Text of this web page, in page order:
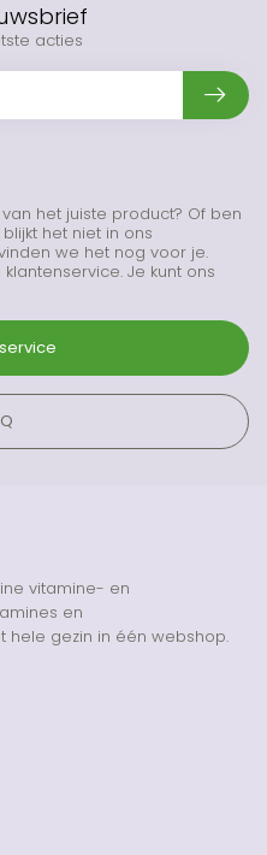
het juiste product? Of ben
het niet in ons
we het nog voor je.
Je kunt ons
acties
vitamine- en
en
gezin in één webshop.